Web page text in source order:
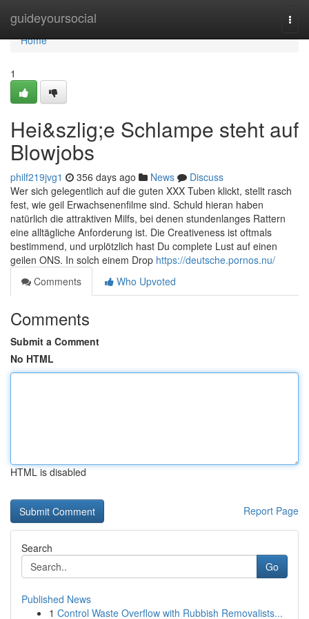
guideyoursocial
Home
Home
1
Hei&szlig;e Schlampe steht auf
Blowjobs
philf219jvg1 356 days ago News
Discuss
Wer sich gelegentlich auf die guten XXX Tuben klickt, stellt rasch
fest, wie geil Erwachsenenfilme sind. Schuld hieran haben
natürlich die attraktiven Milfs, bei denen stundenlanges Rattern
eine alltägliche Anforderung ist. Die Creativeness ist oftmals
bestimmend, und urplötzlich hast Du complete Lust auf einen
geilen ONS. In solch einem Drop https://deutsche.pornos.nu/
Comments
Who Upvoted
Comments
Submit a Comment
No HTML
HTML is disabled
Report Page
Search
Go
Published News
1 Control Waste Overflow with Rubbish Removalists...